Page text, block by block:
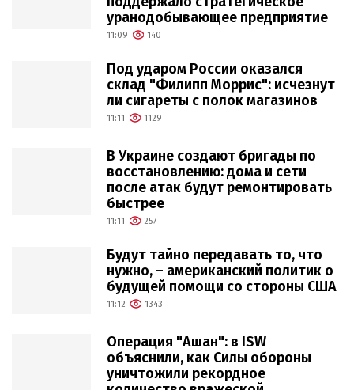
уранодобывающее предприятие
11:09 140
Под ударом России оказался
склад "Филипп Моррис": исчезнут
ли сигареты с полок магазинов
11:11 1129
В Украине создают бригады по
восстановлению: дома и сети
после атак будут ремонтировать
быстрее
11:11 257
Будут тайно передавать то, что
нужно, – американский политик о
будущей помощи со стороны США
11:12 1343
Операция "Ашан": в ISW
объяснили, как Силы обороны
уничтожили рекордное